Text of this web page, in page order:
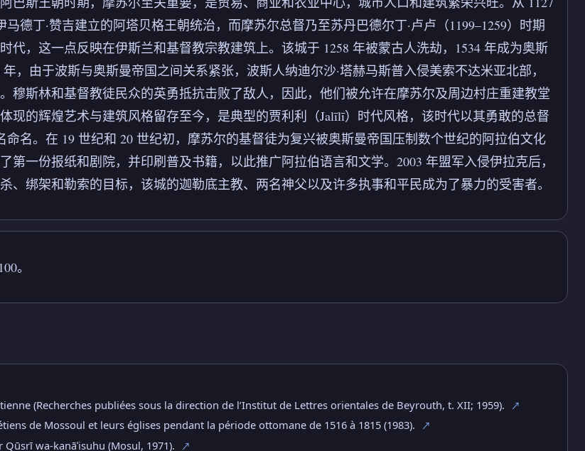
马德丁·赞吉建立的阿塔贝格王朝统治，而摩苏尔总督乃至苏丹巴德尔丁·卢卢（1199–1259）时期
代，这一点反映在伊斯兰和基督教宗教建筑上。该城于 1258 年被蒙古人洗劫，1534 年成为奥斯
，由于波斯与奥斯曼帝国之间关系紧张，波斯人纳迪尔沙·塔赫马斯普入侵美索不达米亚北部，
穆斯林和基督教徒民众的英勇抵抗击败了敌人，因此，他们被允许在摩苏尔及周边村庄重建教堂
现的辉煌艺术与建筑风格留存至今，是典型的贾利利（Jalīlī）时代风格，该时代以其勇敢的总督
命名。在 19 世纪和 20 世纪初，摩苏尔的基督徒为复兴被奥斯曼帝国压制数个世纪的阿拉伯文化
第一份报纸和剧院，并印刷普及书籍，以此推广阿拉伯语言和文学。2003 年盟军入侵伊拉克后，
、绑架和勒索的目标，该城的迦勒底主教、两名神父以及许多执事和平民成为了暴力的受害者。
。
(Recherches publiées sous la direction de l’Institut de Lettres orientales de Beyrouth, t. XII; 1959). ↗
de Mossoul et leurs églises pendant la période ottomane de 1516 à 1815 (1983). ↗
Qūsrī wa-kanāʾisuhu (Mosul, 1971). ↗